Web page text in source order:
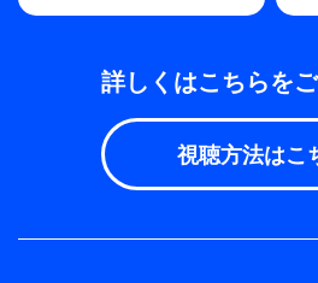
詳しくはこちらを
視聴方法はこ